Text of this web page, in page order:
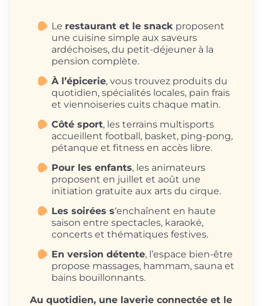
Le restaurant et le snack proposent
une cuisine simple aux saveurs
ardéchoises, du petit-déjeuner à la
pension complète.
À l’épicerie, vous trouvez produits du
quotidien, spécialités locales, pain frais
et viennoiseries cuits chaque matin.
Côté sport, les terrains multisports
accueillent football, basket, ping-pong,
pétanque et fitness en accès libre.
Pour les enfants, les animateurs
proposent en juillet et août une
initiation gratuite aux arts du cirque.
Les soirées s‘enchaînent en haute
saison entre spectacles, karaoké,
concerts et thématiques festives.
En version détente, l’espace bien-être
propose massages, hammam, sauna et
bains bouillonnants.
Au quotidien, une laverie connectée et le